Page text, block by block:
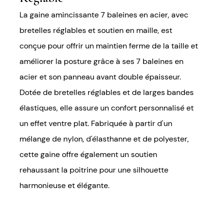
La gaine amincissante 7 baleines en acier, avec
bretelles réglables et soutien en maille, est
conçue pour offrir un maintien ferme de la taille et
améliorer la posture grâce à ses 7 baleines en
acier et son panneau avant double épaisseur.
Dotée de bretelles réglables et de larges bandes
élastiques, elle assure un confort personnalisé et
un effet ventre plat. Fabriquée à partir d'un
mélange de nylon, d'élasthanne et de polyester,
cette gaine offre également un soutien
rehaussant la poitrine pour une silhouette
harmonieuse et élégante.